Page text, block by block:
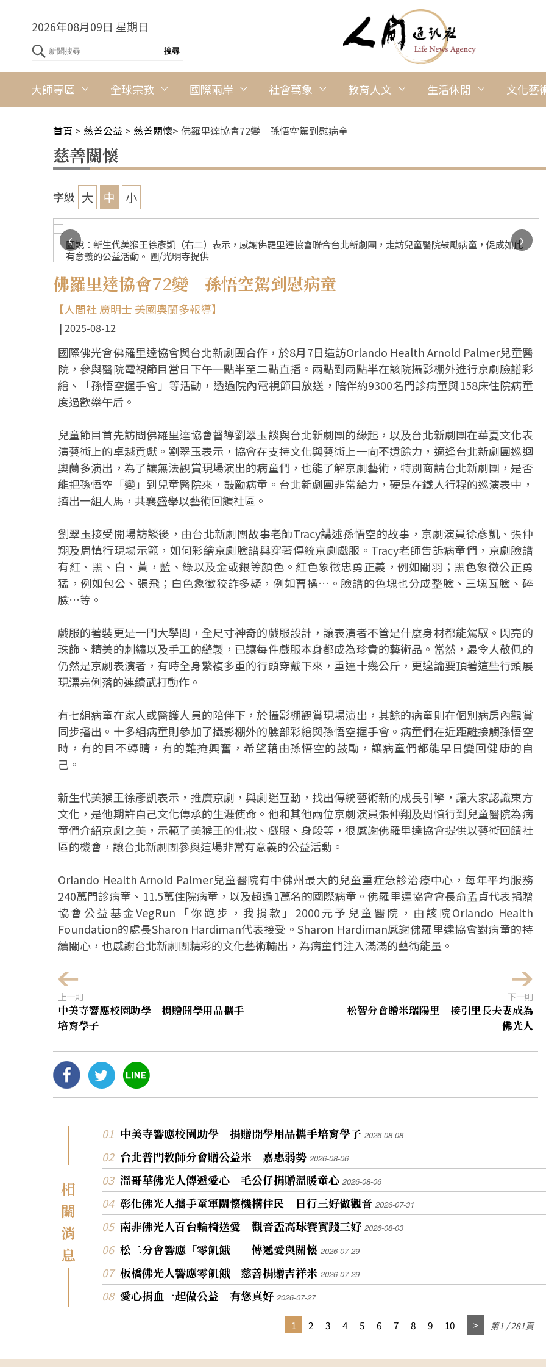
2026年08月09日 星期日
大師專區 全球宗教 國際兩岸 社會萬象 教育人文 生活休閒 文化藝
首頁 > 慈善公益 > 慈善關懷> 佛羅里達協會72變 孫悟空駕到慰病童
慈善關懷
字級 大 中 小
圖說：新生代美猴王徐彥凱（右二）表示，感謝佛羅里達協會聯合台北新劇團，走訪兒童醫院鼓勵病童，促成如此
有意義的公益活動。 圖/光明寺提供
‹
›
佛羅里達協會72變 孫悟空駕到慰病童
【人間社 廣明士 美國奧蘭多報導】
2025-08-12
國際佛光會佛羅里達協會與台北新劇團合作，於8月7日造訪Orlando Health Arnold Palmer兒童醫
院，參與醫院電視節目當日下午一點半至二點直播。兩點到兩點半在該院攝影棚外進行京劇臉譜彩
繪、「孫悟空握手會」等活動，透過院內電視節目放送，陪伴約9300名門診病童與158床住院病童
度過歡樂午后。
兒童節目首先訪問佛羅里達協會督導劉翠玉談與台北新劇團的緣起，以及台北新劇團在華夏文化表
演藝術上的卓越貢獻。劉翠玉表示，協會在支持文化與藝術上一向不遺餘力，適逢台北新劇團巡迴
奧蘭多演出，為了讓無法觀賞現場演出的病童們，也能了解京劇藝術，特別商請台北新劇團，是否
能把孫悟空「變」到兒童醫院來，鼓勵病童。台北新劇團非常給力，硬是在鐵人行程的巡演表中，
擠出一組人馬，共襄盛舉以藝術回饋社區。
劉翠玉接受開場訪談後，由台北新劇團故事老師Tracy講述孫悟空的故事，京劇演員徐彥凱、張仲
翔及周慎行現場示範，如何彩繪京劇臉譜與穿著傳統京劇戲服。Tracy老師告訴病童們，京劇臉譜
有紅、黑、白、黃，藍、綠以及金或銀等顏色。紅色象徵忠勇正義，例如關羽；黑色象徵公正勇
猛，例如包公、張飛；白色象徵狡詐多疑，例如曹操…。臉譜的色塊也分成整臉、三塊瓦臉、碎
臉…等。
戲服的著裝更是一門大學問，全尺寸神奇的戲服設計，讓表演者不管是什麼身材都能駕馭。閃亮的
珠飾、精美的刺繡以及手工的縫製，已讓每件戲服本身都成為珍貴的藝術品。當然，最令人敬佩的
仍然是京劇表演者，有時全身繁複多重的行頭穿戴下來，重達十幾公斤，更遑論要頂著這些行頭展
現漂亮俐落的連續武打動作。
有七組病童在家人或醫護人員的陪伴下，於攝影棚觀賞現場演出，其餘的病童則在個別病房內觀賞
同步播出。十多組病童則參加了攝影棚外的臉部彩繪與孫悟空握手會。病童們在近距離接觸孫悟空
時，有的目不轉晴，有的難掩興奮，希望藉由孫悟空的鼓勵，讓病童們都能早日變回健康的自
己。
新生代美猴王徐彥凱表示，推廣京劇，與劇迷互動，找出傳統藝術新的成長引擎，讓大家認識東方
文化，是他期許自己文化傳承的生涯使命。他和其他兩位京劇演員張仲翔及周慎行到兒童醫院為病
童們介紹京劇之美，示範了美猴王的化妝、戲服、身段等，很感謝佛羅里達協會提供以藝術回饋社
區的機會，讓台北新劇團參與這場非常有意義的公益活動。
Orlando Health Arnold Palmer兒童醫院有中佛州最大的兒童重症急診治療中心，每年平均服務
240萬門診病童、11.5萬住院病童，以及超過1萬名的國際病童。佛羅里達協會會長俞孟貞代表捐贈
協會公益基金VegRun「你跑步，我捐款」2000元予兒童醫院，由該院Orlando Health
Foundation的處長Sharon Hardiman代表接受。Sharon Hardiman感謝佛羅里達協會對病童的持
續關心，也感謝台北新劇團精彩的文化藝術輸出，為病童們注入滿滿的藝術能量。
上一則
中美寺響應校園助學 捐贈開學用品攜手
培育學子
下一則
松智分會贈米瑞陽里 接引里長夫妻成為
佛光人
相
關
消
息
中美寺響應校園助學 捐贈開學用品攜手培育學子 2026-08-08
台北普門教師分會贈公益米 嘉惠弱勢 2026-08-06
溫哥華佛光人傳遞愛心 毛公仔捐贈溫暖童心 2026-08-06
彰化佛光人攜手童軍關懷機構住民 日行三好做觀音 2026-07-31
南非佛光人百台輪椅送愛 觀音盃高球賽實踐三好 2026-08-03
松二分會響應「零飢餓」 傳遞愛與關懷 2026-07-29
板橋佛光人響應零飢餓 慈善捐贈吉祥米 2026-07-29
愛心捐血一起做公益 有您真好 2026-07-27
1 2 3 4 5 6 7 8 9 10 第1 / 281頁